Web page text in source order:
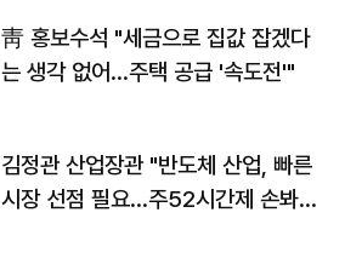
靑 홍보수석 "세금으로 집값 잡겠다
는 생각 없어…주택 공급 '속도전'"
김정관 산업장관 "반도체 산업, 빠른
시장 선점 필요…주52시간제 손봐